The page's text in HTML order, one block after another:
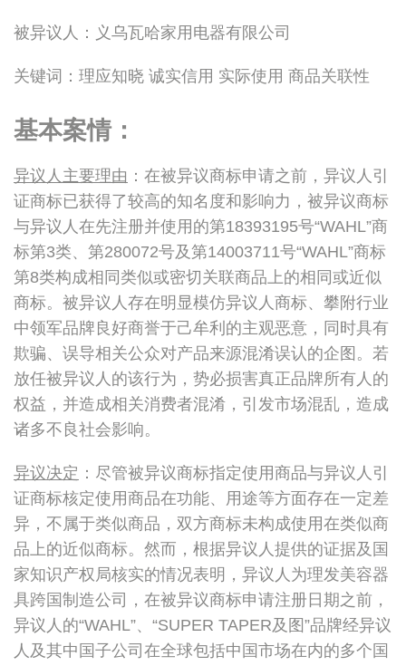
被异议人：义乌瓦哈家用电器有限公司
关键词：理应知晓 诚实信用 实际使用 商品关联性
基本案情：
异议人主要理由 ：在被异议商标申请之前，异议人引
证商标已获得了较高的知名度和影响力，被异议商标
与异议人在先注册并使用的第18393195号“WAHL”商
标第3类、第280072号及第14003711号“WAHL”商标
第8类构成相同类似或密切关联商品上的相同或近似
商标。被异议人存在明显模仿异议人商标、攀附行业
中领军品牌良好商誉于己牟利的主观恶意，同时具有
欺骗、误导相关公众对产品来源混淆误认的企图。若
放任被异议人的该行为，势必损害真正品牌所有人的
权益，并造成相关消费者混淆，引发市场混乱，造成
诸多不良社会影响。
异议决定 ：尽管被异议商标指定使用商品与异议人引
证商标核定使用商品在功能、用途等方面存在一定差
异，不属于类似商品，双方商标未构成使用在类似商
品上的近似商标。然而，根据异议人提供的证据及国
家知识产权局核实的情况表明，异议人为理发美容器
具跨国制造公司，在被异议商标申请注册日期之前，
异议人的“WAHL”、“SUPER TAPER及图”品牌经异议
人及其中国子公司在全球包括中国市场在内的多个国